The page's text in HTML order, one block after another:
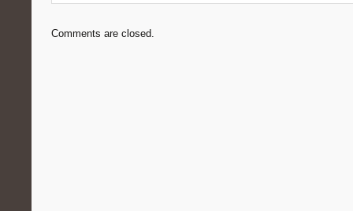
Comments are closed.